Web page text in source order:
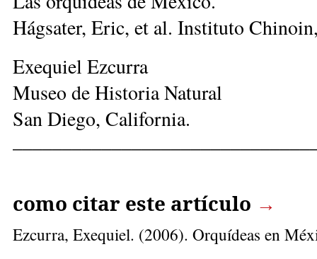
Hágsater, Eric, et al. Instituto
Exequiel Ezcurra
Museo de Historia Natural
San Diego, California.
como citar este artículo →
Ezcurra, Exequiel. (2006). Orquídeas en